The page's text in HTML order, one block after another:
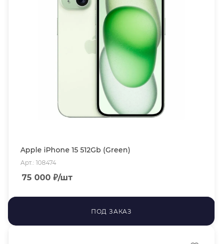
Apple iPhone 15 512Gb (Green)
Арт.: 108474
75 000 ₽/шт
ПОД ЗАКАЗ